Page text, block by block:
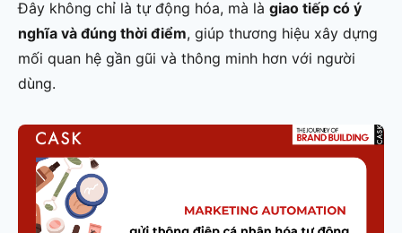
Đây không chỉ là tự động hóa, mà là giao tiếp có ý
nghĩa và đúng thời điểm, giúp thương hiệu xây dựng
mối quan hệ gần gũi và thông minh hơn với người
dùng.